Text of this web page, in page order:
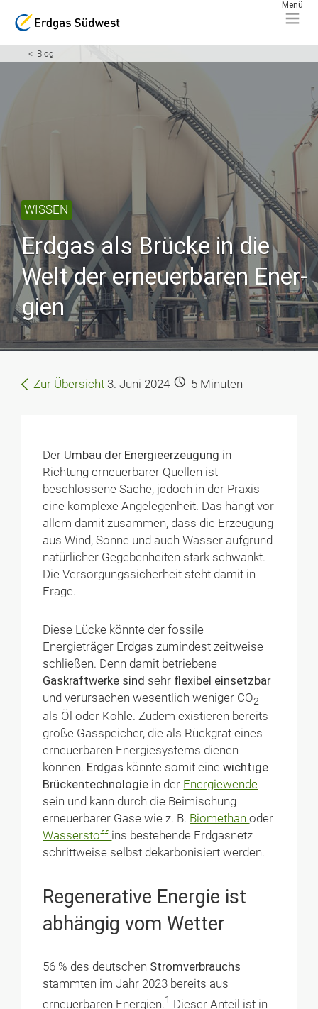
Blog
WISSEN
Erd­gas als Brü­cke in die
Welt der erneuer­baren Ener­
gien
Zur Übersicht 3. Juni 2024 5 Minuten
Der Umbau der Energieerzeugung in
Richtung erneuerbarer Quellen ist
beschlossene Sache, jedoch in der Praxis
eine komplexe Angelegenheit. Das hängt vor
allem damit zusammen, dass die Erzeugung
aus Wind, Sonne und auch Wasser aufgrund
natürlicher Gegebenheiten stark schwankt.
Die Versorgungssicherheit steht damit in
Frage.
Diese Lücke könnte der fossile
Energieträger Erdgas zumindest zeitweise
schließen. Denn damit betriebene
Gaskraftwerke sind sehr flexibel einsetzbar
und verursachen wesentlich weniger CO2
als Öl oder Kohle. Zudem existieren bereits
große Gasspeicher, die als Rückgrat eines
erneuerbaren Energiesystems dienen
können. Erdgas könnte somit einewichtige
Brückentechnologie in der Energiewende
sein und kann durch die Beimischung
erneuerbarer Gase wie z. B. Biomethanoder
Wasserstoff ins bestehende Erdgasnetz
schrittweise selbst dekarbonisiert werden.
Regenerative Energie ist
abhängig vom Wetter
56 % des deutschen Stromverbrauchs
stammten im Jahr 2023 bereits aus
erneuerbaren Energien.1 Dieser Anteil ist in